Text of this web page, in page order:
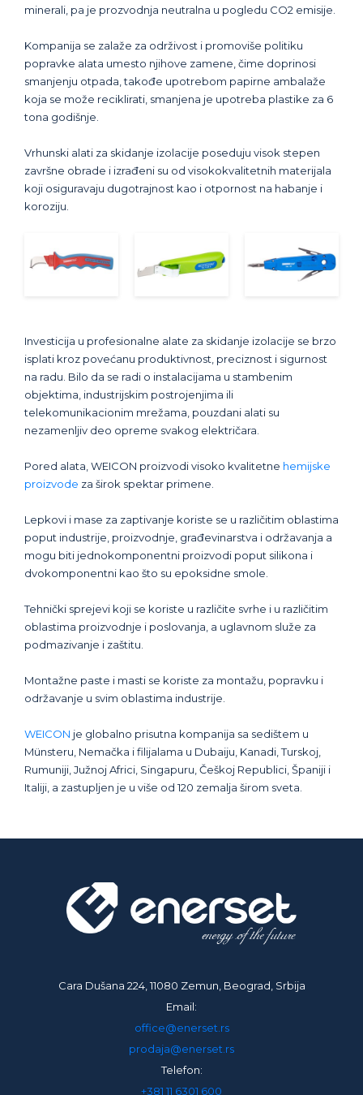
minerali, pa je prozvodnja neutralna u pogledu CO2 emisije.
Kompanija se zalaže za održivost i promoviše politiku
popravke alata umesto njihove zamene, čime doprinosi
smanjenju otpada, takođe upotrebom papirne ambalaže
koja se može reciklirati, smanjena je upotreba plastike za 6
tona godišnje.
Vrhunski alati za skidanje izolacije poseduju visok stepen
završne obrade i izrađeni su od visokokvalitetnih materijala
koji osiguravaju dugotrajnost kao i otpornost na habanje i
koroziju.
Investicija u profesionalne alate za skidanje izolacije se brzo
isplati kroz povećanu produktivnost, preciznost i sigurnost
na radu. Bilo da se radi o instalacijama u stambenim
objektima, industrijskim postrojenjima ili
telekomunikacionim mrežama, pouzdani alati su
nezamenljiv deo opreme svakog električara.
Pored alata, WEICON proizvodi visoko kvalitetne hemijske
proizvode za širok spektar primene.
Lepkovi i mase za zaptivanje koriste se u različitim oblastima
poput industrije, proizvodnje, građevinarstva i održavanja a
mogu biti jednokomponentni proizvodi poput silikona i
dvokomponentni kao što su epoksidne smole.
Tehnički sprejevi koji se koriste u različite svrhe i u različitim
oblastima proizvodnje i poslovanja, a uglavnom služe za
podmazivanje i zaštitu.
Montažne paste i masti se koriste za montažu, popravku i
održavanje u svim oblastima industrije.
WEICON je globalno prisutna kompanija sa sedištem u
Münsteru, Nemačka i filijalama u Dubaiju, Kanadi, Turskoj,
Rumuniji, Južnoj Africi, Singapuru, Češkoj Republici, Španiji i
Italiji, a zastupljen je u više od 120 zemalja širom sveta.
Cara Dušana 224, 11080 Zemun, Beograd, Srbija
Email:
office@enerset.rs
prodaja@enerset.rs
Telefon:
+381 11 6301 600